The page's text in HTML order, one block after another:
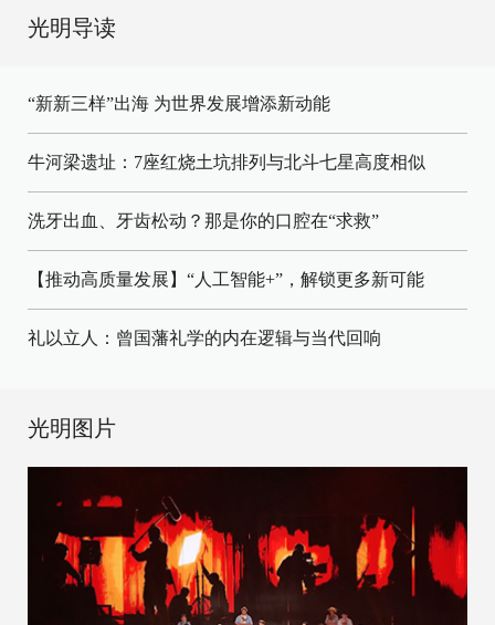
光明导读
“新新三样”出海 为世界发展增添新动能
牛河梁遗址：7座红烧土坑排列与北斗七星高度相似
洗牙出血、牙齿松动？那是你的口腔在“求救”
【推动高质量发展】“人工智能+”，解锁更多新可能
礼以立人：曾国藩礼学的内在逻辑与当代回响
光明图片